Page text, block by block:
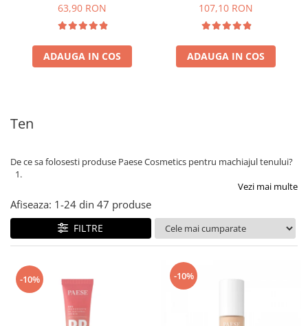
63,90 RON
ADAUGA IN COS
107,10 RON
ADAUGA IN COS
Ten
De ce sa folosesti produse Paese Cosmetics pentru machiajul tenului?
Vezi mai multe
Afiseaza: 1-24 din 47 produse
FILTRE
-10% -10%